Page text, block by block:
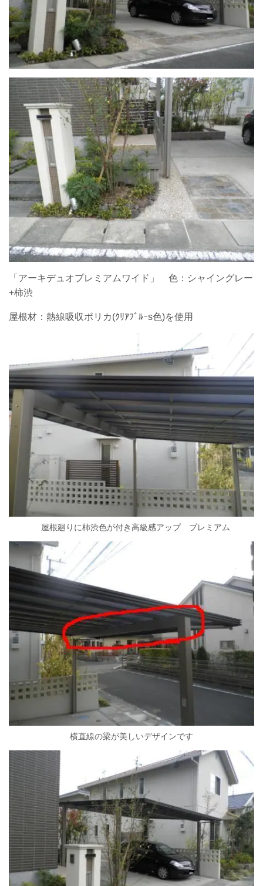
「アーキデュオプレミアムワイド」 色：シャイングレー
+柿渋
屋根材：熱線吸収ポリカ(ｸﾘｱﾌﾞﾙｰs色)を使用
屋根廻りに柿渋色が付き高級感アップ プレミアム
横直線の梁が美しいデザインです